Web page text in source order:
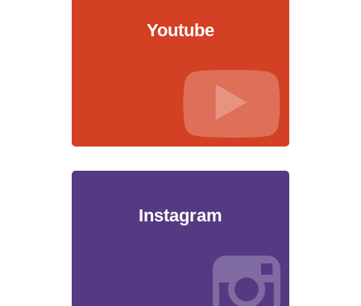
Youtube
Instagram